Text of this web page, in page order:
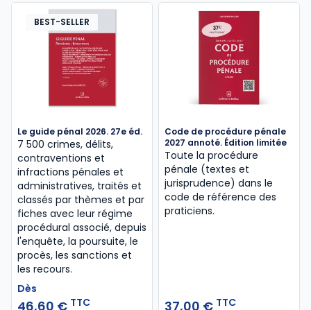
BEST-SELLER
Le guide pénal 2026. 27e éd.
7 500 crimes, délits,
contraventions et
infractions pénales et
administratives, traités et
classés par thèmes et par
fiches avec leur régime
procédural associé, depuis
l'enquête, la poursuite, le
procès, les sanctions et
les recours.
Dès
46,60 € TTC
Code de procédure pénale
2027 annoté. Édition limitée
Toute la procédure
pénale (textes et
jurisprudence) dans le
code de référence des
praticiens.
37,00 € TTC